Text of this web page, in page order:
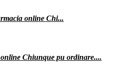
online Chi...
Chiunque pu ordinare....